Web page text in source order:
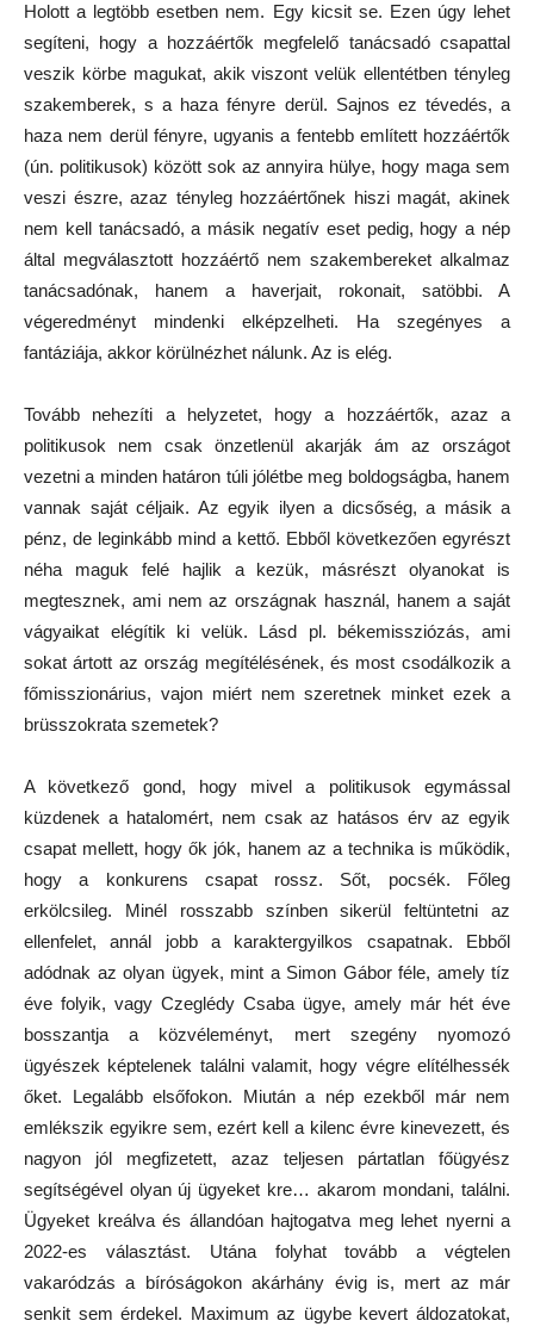
Holott a legtöbb esetben nem. Egy kicsit se. Ezen úgy lehet
segíteni, hogy a hozzáértők megfelelő tanácsadó csapattal
veszik körbe magukat, akik viszont velük ellentétben tényleg
szakemberek, s a haza fényre derül. Sajnos ez tévedés, a
haza nem derül fényre, ugyanis a fentebb említett hozzáértők
(ún. politikusok) között sok az annyira hülye, hogy maga sem
veszi észre, azaz tényleg hozzáértőnek hiszi magát, akinek
nem kell tanácsadó, a másik negatív eset pedig, hogy a nép
által megválasztott hozzáértő nem szakembereket alkalmaz
tanácsadónak, hanem a haverjait, rokonait, satöbbi. A
végeredményt mindenki elképzelheti. Ha szegényes a
fantáziája, akkor körülnézhet nálunk. Az is elég.
Tovább nehezíti a helyzetet, hogy a hozzáértők, azaz a
politikusok nem csak önzetlenül akarják ám az országot
vezetni a minden határon túli jólétbe meg boldogságba, hanem
vannak saját céljaik. Az egyik ilyen a dicsőség, a másik a
pénz, de leginkább mind a kettő. Ebből következően egyrészt
néha maguk felé hajlik a kezük, másrészt olyanokat is
megtesznek, ami nem az országnak használ, hanem a saját
vágyaikat elégítik ki velük. Lásd pl. békemissziózás, ami
sokat ártott az ország megítélésének, és most csodálkozik a
főmisszionárius, vajon miért nem szeretnek minket ezek a
brüsszokrata szemetek?
A következő gond, hogy mivel a politikusok egymással
küzdenek a hatalomért, nem csak az hatásos érv az egyik
csapat mellett, hogy ők jók, hanem az a technika is működik,
hogy a konkurens csapat rossz. Sőt, pocsék. Főleg
erkölcsileg. Minél rosszabb színben sikerül feltüntetni az
ellenfelet, annál jobb a karaktergyilkos csapatnak. Ebből
adódnak az olyan ügyek, mint a Simon Gábor féle, amely tíz
éve folyik, vagy Czeglédy Csaba ügye, amely már hét éve
bosszantja a közvéleményt, mert szegény nyomozó
ügyészek képtelenek találni valamit, hogy végre elítélhessék
őket. Legalább elsőfokon. Miután a nép ezekből már nem
emlékszik egyikre sem, ezért kell a kilenc évre kinevezett, és
nagyon jól megfizetett, azaz teljesen pártatlan főügyész
segítségével olyan új ügyeket kre… akarom mondani, találni.
Ügyeket kreálva és állandóan hajtogatva meg lehet nyerni a
2022-es választást. Utána folyhat tovább a végtelen
vakaródzás a bíróságokon akárhány évig is, mert az már
senkit sem érdekel. Maximum az ügybe kevert áldozatokat,